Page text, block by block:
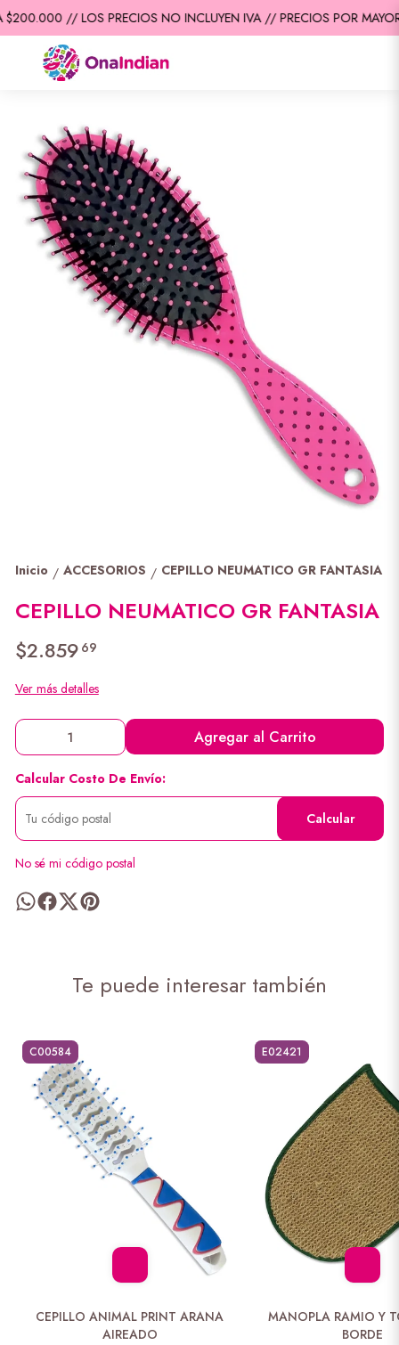
// LOS PRECIOS NO INCLUYEN IVA // PRECIOS POR
Inicio / ACCESORIOS / CEPILLO NEUMATICO GR FANTASIA
CEPILLO NEUMATICO GR FANTASIA
$2.859 69
Ver más detalles
Agregar al Carrito
Calcular Costo De Envío:
Calcular
No sé mi código postal
Te puede interesar también
C00584
CEPILLO ANIMAL PRINT ARANA
AIREADO
E02421
MANOPLA RAMIO Y
BORDE